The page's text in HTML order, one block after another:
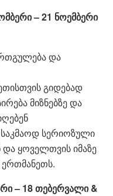
– 21 ნოემბერი
და
გიდებად
მიზნებზე და
სერიოზული
და ყოველთვის იმაზე
– 18 თებერვალი &